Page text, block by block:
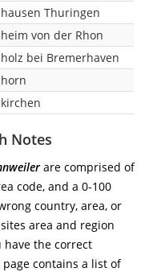
Thuringen
von der Rhon
bei Bremerhaven
Notes
are comprised of
code, and a 0-100
country, area, or
area and region
have the correct
contains a list of